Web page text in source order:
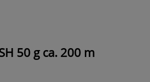
50 g ca. 200 m